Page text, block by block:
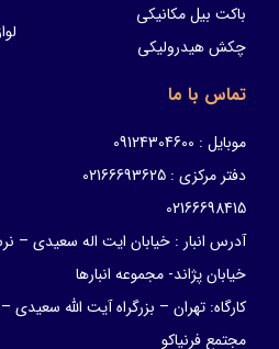
باکت بیل مکانیکی
چکش هیدرولیکی
تماس با ما
موبایل : 09124304600
دفتر مرکزی : 02166693625
02166698415
آدرس انبار : خیابان ایت اله سعیدی –
خیابان پژاند- مجموعه انبارها
کارگاه: تهران – بزرگراه آیت الله
مجتمع فرنیاکو